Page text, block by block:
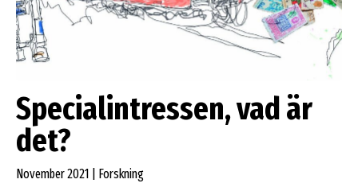
Specialintressen, vad är
det?
November 2021 | Forskning